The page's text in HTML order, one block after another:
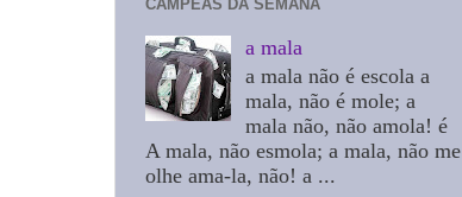
CAMPEÃS DA SEMANA
a mala
a mala não é escola a
mala, não é mole; a
mala não, não amola! é
A mala, não esmola; a mala, não me
olhe ama-la, não! a ...